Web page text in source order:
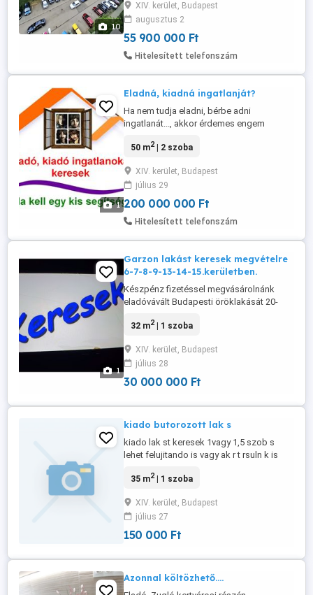
10
egy 46 m -es, két szobás panellakás. A
liftes társasház 7. emeletén található
ingatlan jó elrendezésű, világos,
XIV. kerület, Budapest
augusztus 2
55 900 000 Ft
Hitelesített telefonszám
1
Eladná, kiadná ingatlanját?
Ha nem tudja eladni, bérbe adni
ingatlanát..., akkor érdemes engem
tapasztalat. A legolcsóbb, és az egyik
tranzakció. Több mint 3000 elégedett
ügyfél. Korrekt szakmai munka. A legjobb
tanítványaim Angliában, Németországban,
50 m2| 2 szoba
XIV. kerület, Budapest
július 29
200 000 000 Ft
Hitelesített telefonszám
1
Garzon lakást keresek megvételre
6-7-8-9-13-14-15.kerületben.
Készpénz fizetéssel megvásárolnánk
eladóvávált Budapesti öröklakását 20-
felújítandó vagy felújitott is.
32 m2| 1 szoba
XIV. kerület, Budapest
július 28
30 000 000 Ft
kiado butorozott lak s
kiado lak st keresek 1vagy 1,5 szob s
lehet felujitando is vagy ak r t rsuln k is
mindenkinek kőnnyebb legyen a kifizet s s
alacart szak cs dolgozom heti 4-5 nap 12
or ban nincs semmi k ros szenved lyem jo
szitu lt humoros sr ...
35 m2| 1 szoba
XIV. kerület, Budapest
július 27
150 000 Ft
Azonnal költözhető....